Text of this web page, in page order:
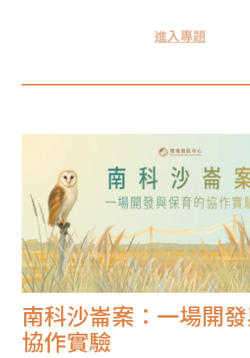
進入專題
南科沙崙案：一場開
協作實驗